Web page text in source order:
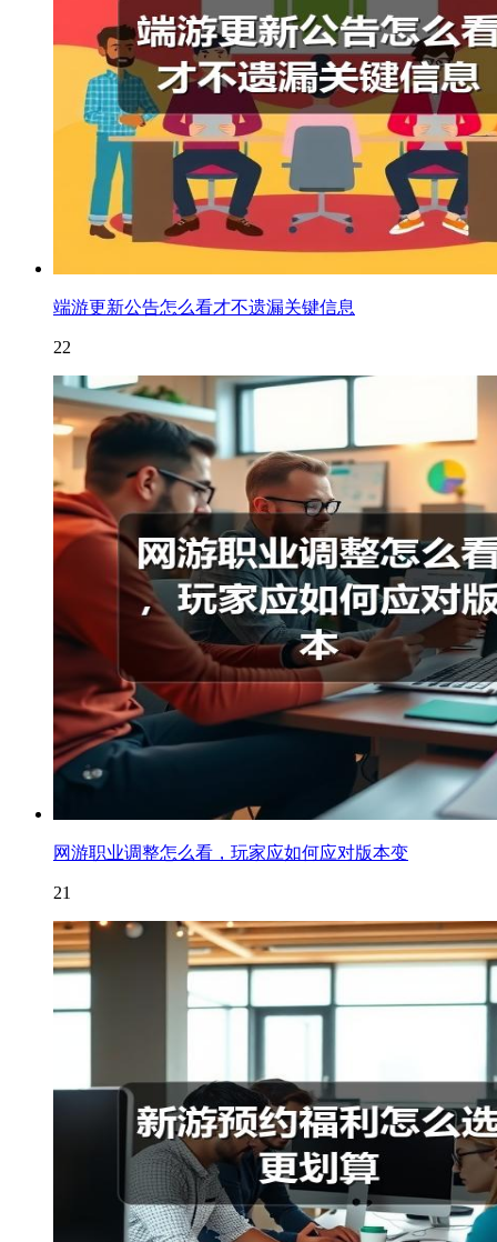
端游更新公告怎么看才不遗漏关键信息
22
网游职业调整怎么看，玩家应如何应对版本变
21